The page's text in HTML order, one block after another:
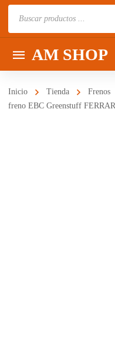
AM SHOP
Inicio Tienda Frenos
freno EBC Greenstuff